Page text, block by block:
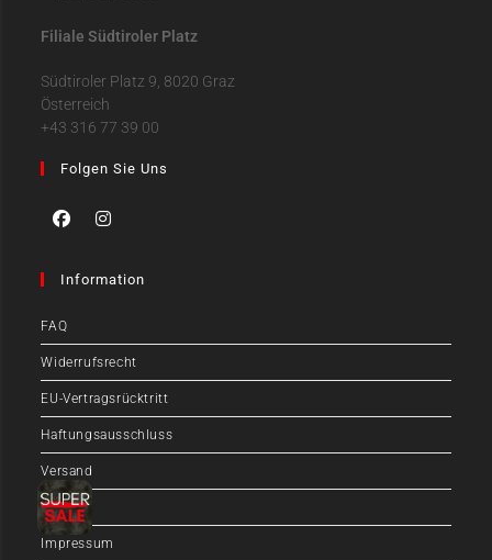
Filiale Südtiroler Platz
Südtiroler Platz 9, 8020 Graz
Österreich
+43 316 77 39 00
Folgen Sie Uns
Information
FAQ
Widerrufsrecht
EU-Vertragsrücktritt
Haftungsausschluss
Versand
Zahlung
Impressum